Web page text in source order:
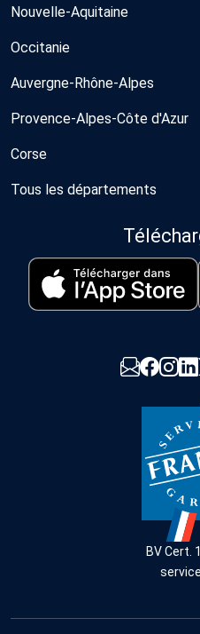
Nouvelle-Aquitaine
Occitanie
Auvergne-Rhône-Alpes
Provence-Alpes-Côte d'Azur
Corse
Tous les départements
BV Cert.